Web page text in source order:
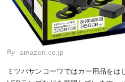
By:amazon.co.jp
ミツバサンコーワではカー用品をは